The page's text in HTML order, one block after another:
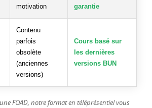
motivation
garantie
Contenu
parfois
obsolète
(anciennes
versions)
Cours basé sur
les dernières
versions BUN
FOAD, notre format en téléprésentiel vous